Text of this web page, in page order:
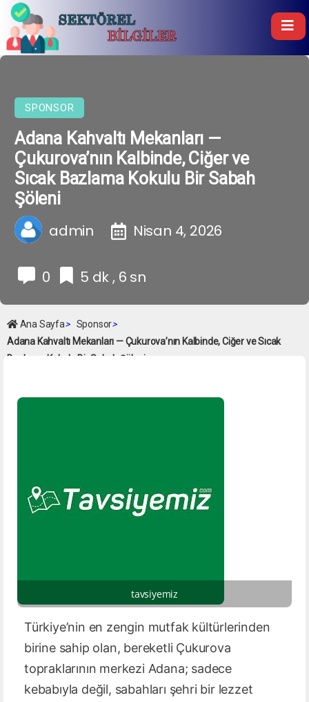
SPONSOR
Adana Kahvaltı Mekanları —
Çukurova’nın Kalbinde, Ciğer ve
Sıcak Bazlama Kokulu Bir Sabah
Şöleni
admin Nisan 4, 2026
0 5 dk , 6 sn
Ana Sayfa> Sponsor>
Adana Kahvaltı Mekanları — Çukurova’nın Kalbinde, Ciğer ve Sıcak
Bazlama Kokulu Bir Sabah Şöleni
tavsiyemiz
Türkiye’nin en zengin mutfak kültürlerinden
birine sahip olan, bereketli Çukurova
topraklarının merkezi Adana; sadece
kebabıyla değil, sabahları şehri bir lezzet